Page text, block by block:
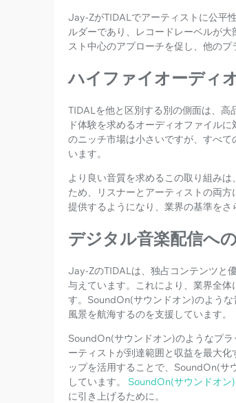
Jay-ZがTIDALでアーティストに公平
ルダーであり、レコードレーベルが
スト中心のアプローチを促し、他の
ハイファイオーディ
TIDALを他と区別する別の側面は、
ド体験を求めるオーディオファイル
のニッチ市場は小さいですが、すべ
います。
より良い音質を求めるこの取り組み
ため、リスナーとアーティストの両
提供するようになり、業界の基準をさ
デジタル音楽配信へ
Jay-ZのTIDALは、独占コンテンツと
与えています。これにより、業界全
す。SoundOn(サウンドオン)のよう
風景を航海するのを支援しています。
SoundOn(サウンドオン)のようなプ
ーティストが到達範囲と収益を最大
ップを活用することで、SoundOn(サ
しています。
SoundOn(サウンドオン
に引き上げるために。